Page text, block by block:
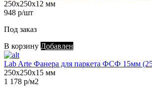
250х250х12 мм
948 р/шт
Под заказ
В корзину Добавлен
Lab Arte Фанера для паркета ФСФ 15мм
250х250х15 мм
1 178 р/м2